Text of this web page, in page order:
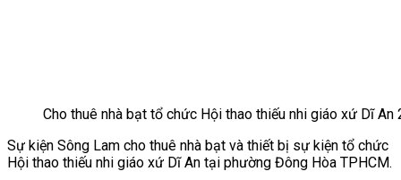
Cho thuê nhà bạt tổ chức Hội thao thiếu nhi giáo xứ Dĩ An
Sự kiện Sông Lam cho thuê nhà bạt và thiết bị sự kiện tổ chức
Hội thao thiếu nhi giáo xứ Dĩ An tại phường Đông Hòa TPHCM.